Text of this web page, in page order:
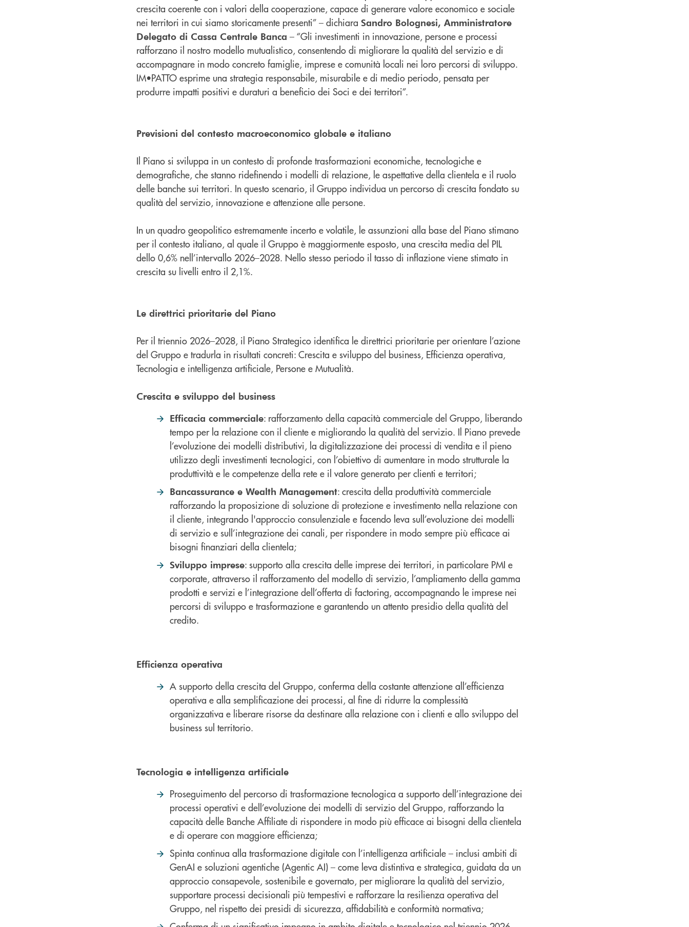
crescita coerente con i valori della cooperazione, capace di generare valore economico e sociale
nei territori in cui siamo storicamente presenti” – dichiara Sandro Bolognesi, Amministratore
Delegato di Cassa Centrale Banca – “Gli investimenti in innovazione, persone e processi
rafforzano il nostro modello mutualistico, consentendo di migliorare la qualità del servizio e di
accompagnare in modo concreto famiglie, imprese e comunità locali nei loro percorsi di sviluppo.
IM•PATTO esprime una strategia responsabile, misurabile e di medio periodo, pensata per
produrre impatti positivi e duraturi a beneficio dei Soci e dei territori”.
Previsioni del contesto macroeconomico globale e italiano
Il Piano si sviluppa in un contesto di profonde trasformazioni economiche, tecnologiche e
demografiche, che stanno ridefinendo i modelli di relazione, le aspettative della clientela e il ruolo
delle banche sui territori. In questo scenario, il Gruppo individua un percorso di crescita fondato su
qualità del servizio, innovazione e attenzione alle persone.
In un quadro geopolitico estremamente incerto e volatile, le assunzioni alla base del Piano stimano
per il contesto italiano, al quale il Gruppo è maggiormente esposto, una crescita media del PIL
dello 0,6% nell’intervallo 2026–2028. Nello stesso periodo il tasso di inflazione viene stimato in
crescita su livelli entro il 2,1%.
Le direttrici prioritarie del Piano
Per il triennio 2026–2028, il Piano Strategico identifica le direttrici prioritarie per orientare l’azione
del Gruppo e tradurla in risultati concreti: Crescita e sviluppo del business, Efficienza operativa,
Tecnologia e intelligenza artificiale, Persone e Mutualità.
Crescita e sviluppo del business
Efficacia commerciale: rafforzamento della capacità commerciale del Gruppo, liberando
tempo per la relazione con il cliente e migliorando la qualità del servizio. Il Piano prevede
l’evoluzione dei modelli distributivi, la digitalizzazione dei processi di vendita e il pieno
utilizzo degli investimenti tecnologici, con l’obiettivo di aumentare in modo strutturale la
produttività e le competenze della rete e il valore generato per clienti e territori;
Bancassurance e Wealth Management: crescita della produttività commerciale
rafforzando la proposizione di soluzione di protezione e investimento nella relazione con
il cliente, integrando l'approccio consulenziale e facendo leva sull’evoluzione dei modelli
di servizio e sull’integrazione dei canali, per rispondere in modo sempre più efficace ai
bisogni finanziari della clientela;
Sviluppo imprese: supporto alla crescita delle imprese dei territori, in particolare PMI e
corporate, attraverso il rafforzamento del modello di servizio, l’ampliamento della gamma
prodotti e servizi e l’integrazione dell’offerta di factoring, accompagnando le imprese nei
percorsi di sviluppo e trasformazione e garantendo un attento presidio della qualità del
credito.
Efficienza operativa
A supporto della crescita del Gruppo, conferma della costante attenzione all’efficienza
operativa e alla semplificazione dei processi, al fine di ridurre la complessità
organizzativa e liberare risorse da destinare alla relazione con i clienti e allo sviluppo del
business sul territorio.
Tecnologia e intelligenza artificiale
Proseguimento del percorso di trasformazione tecnologica a supporto dell’integrazione dei
processi operativi e dell’evoluzione dei modelli di servizio del Gruppo, rafforzando la
capacità delle Banche Affiliate di rispondere in modo più efficace ai bisogni della clientela
e di operare con maggiore efficienza;
Spinta continua alla trasformazione digitale con l’intelligenza artificiale – inclusi ambiti di
GenAI e soluzioni agentiche (Agentic AI) – come leva distintiva e strategica, guidata da un
approccio consapevole, sostenibile e governato, per migliorare la qualità del servizio,
supportare processi decisionali più tempestivi e rafforzare la resilienza operativa del
Gruppo, nel rispetto dei presidi di sicurezza, affidabilità e conformità normativa;